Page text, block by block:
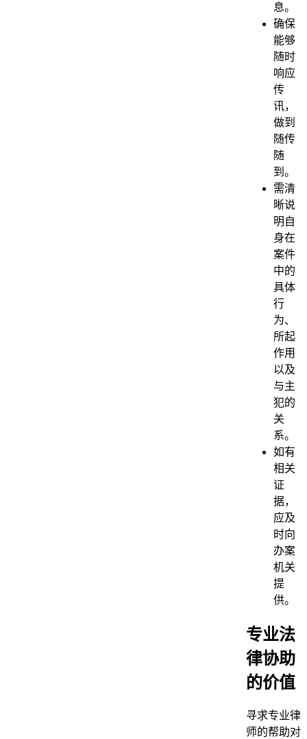
息。
确保
能够
随时
响应
传
讯，
做到
随传
随
到。
需清
晰说
明自
身在
案件
中的
具体
行
为、
所起
作用
以及
与主
犯的
关
系。
如有
相关
证
据，
应及
时向
办案
机关
提
供。
专业法
律协助
的价值
寻求专业律
师的帮助对